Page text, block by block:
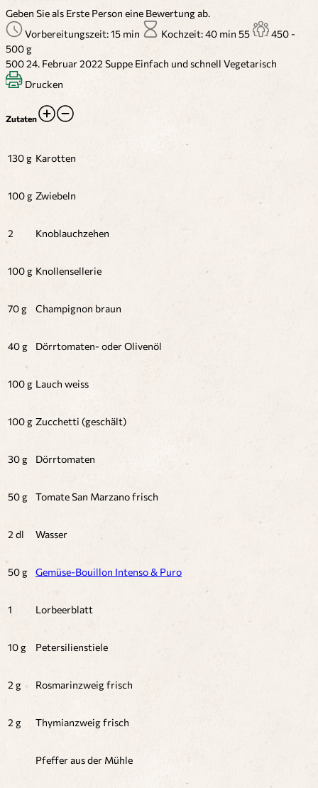
Geben Sie als Erste Person eine Bewertung ab.
Vorbereitungszeit: 15 min
Kochzeit: 40 min 55
450 -
500 g
50024. Februar 2022 Suppe Einfach und schnell Vegetarisch
Drucken
Zutaten
130 g Karotten
100 g Zwiebeln
2 Knoblauchzehen
100 g Knollensellerie
70 g Champignon braun
40 g Dörrtomaten- oder Olivenöl
100 g Lauch weiss
100 g Zucchetti (geschält)
30 g Dörrtomaten
50 g Tomate San Marzano frisch
2 dl Wasser
50 g Gemüse-Bouillon Intenso & Puro
1 Lorbeerblatt
10 g Petersilienstiele
2 g Rosmarinzweig frisch
2 g Thymianzweig frisch
Pfeffer aus der Mühle